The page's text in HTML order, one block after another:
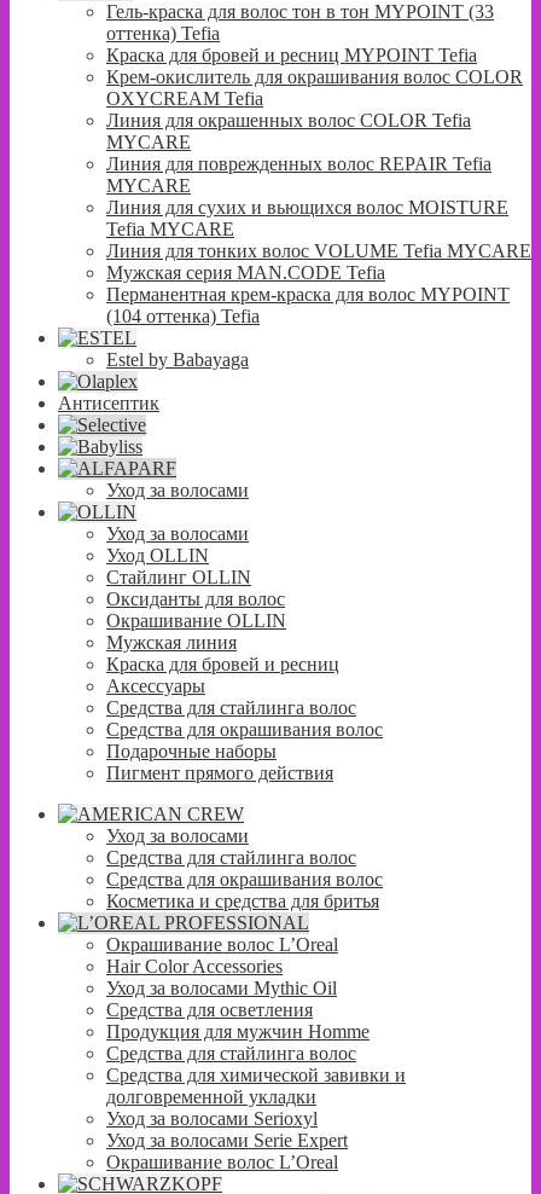
Гель-краска для волос тон в тон MYPOINT (33
оттенка) Tefia
Краска для бровей и ресниц MYPOINT Tefia
Крем-окислитель для окрашивания волос COLOR
OXYCREAM Tefia
Линия для окрашенных волос COLOR Tefia
MYCARE
Линия для поврежденных волос REPAIR Tefia
MYCARE
Линия для сухих и вьющихся волос MOISTURE
Tefia MYCARE
Линия для тонких волос VOLUME Tefia MYCARE
Мужская серия MAN.CODE Tefia
Перманентная крем-краска для волос MYPOINT
(104 оттенка) Tefia
Estel by Babayaga
Антисептик
Уход за волосами
Уход за волосами
Уход OLLIN
Стайлинг OLLIN
Оксиданты для волос
Окрашивание OLLIN
Мужская линия
Краска для бровей и ресниц
Аксессуары
Средства для стайлинга волос
Средства для окрашивания волос
Подарочные наборы
Пигмент прямого действия
Уход за волосами
Средства для стайлинга волос
Средства для окрашивания волос
Косметика и средства для бритья
Окрашивание волос L’Oreal
Hair Color Accessories
Уход за волосами Mythic Oil
Средства для осветления
Продукция для мужчин Homme
Средства для стайлинга волос
Средства для химической завивки и
долговременной укладки
Уход за волосами Serioxyl
Уход за волосами Serie Expert
Окрашивание волос L’Oreal